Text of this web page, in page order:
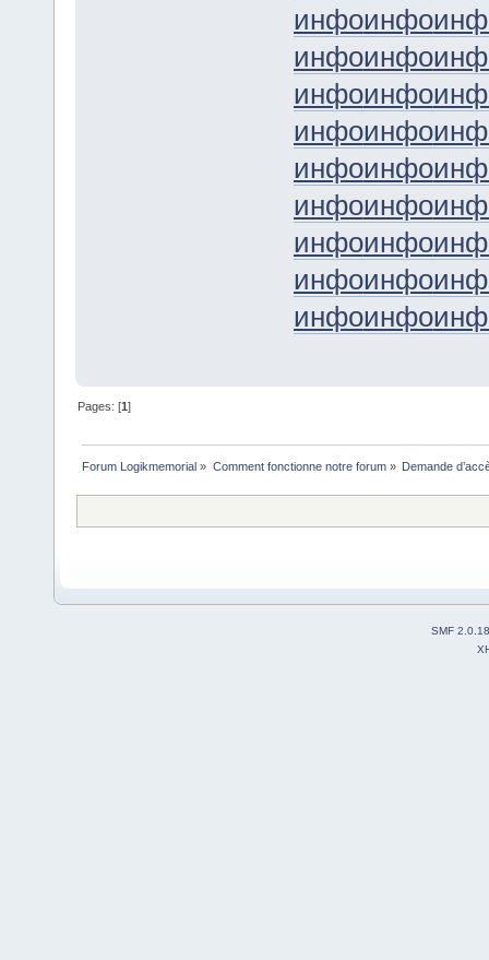
инфоинфо
инфоинфо
инфоинфо
инфоинфо
инфоинфо
инфоинфо
инфоинфо
инфоинфо
инфоинфо
Pages: [1]
Forum Logikmemorial » Comment fonctionne notre forum» Demande
SMF 2.0.18